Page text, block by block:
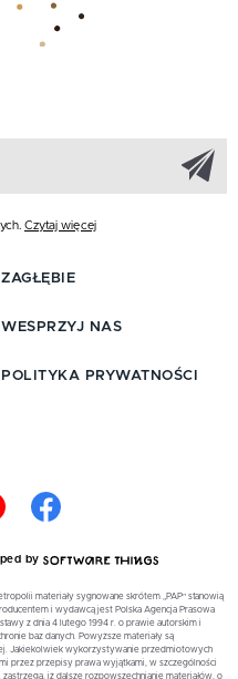
Czytaj więcej
ZAGŁĘBIE
WESPRZYJ NAS
POLITYKA PRYWATNOŚCI
by
materiały sygnowane skrótem „PAP” stanowią
i wydawcą jest Polska Agencja Prasowa
z dnia 4 lutego 1994 r. o prawie autorskim i
baz danych. Powyższe materiały są
Jakiekolwiek wykorzystywanie przedmiotowych
przez przepisy prawa wyjątkami, w szczególności
iż dalsze rozpowszechnianie materiałów, o